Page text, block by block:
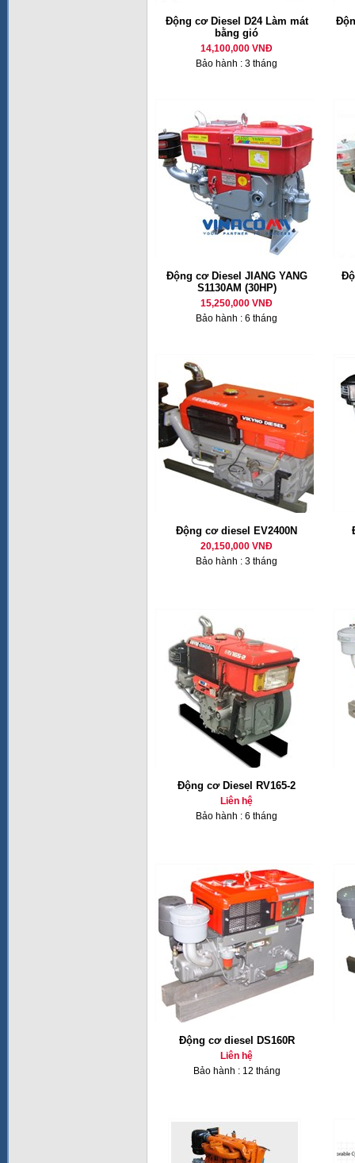
Động cơ Diesel D24 Làm mát
bằng gió
14,100,000 VNĐ
Bảo hành : 3 tháng
Động cơ Diesel JIANG YANG
S1130AM (30HP)
15,250,000 VNĐ
Bảo hành : 6 tháng
Động cơ diesel EV2400N
20,150,000 VNĐ
Bảo hành : 3 tháng
Động cơ Diesel RV165-2
Liên hệ
Bảo hành : 6 tháng
Động cơ diesel DS160R
Liên hệ
Bảo hành : 12 tháng